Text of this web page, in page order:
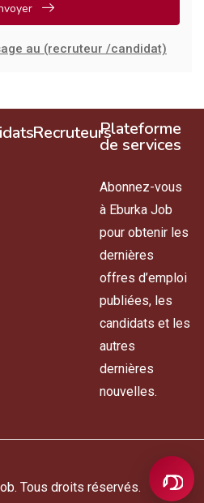
au (recruteur /candidat)
RecruteursPlateforme
de services
Abonnez-vous
à Eburka Job
pour obtenir les
dernières
offres d’emploi
publiées, les
candidats et les
autres
dernières
nouvelles.
Tous droits réservés.